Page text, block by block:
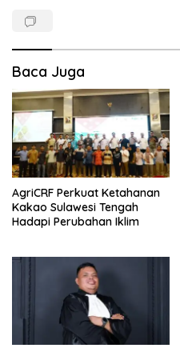
Baca Juga
AgriCRF Perkuat Ketahanan
Kakao Sulawesi Tengah
Hadapi Perubahan Iklim